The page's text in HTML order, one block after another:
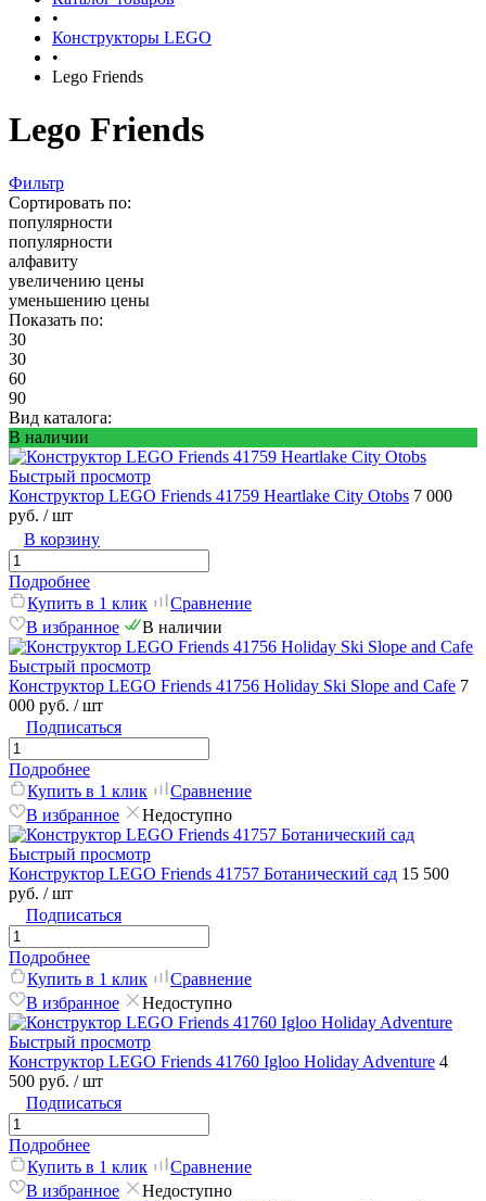
•
Конструкторы LEGO
•
Lego Friends
Lego Friends
Фильтр
Сортировать по:
популярности
популярности
алфавиту
увеличению цены
уменьшению цены
Показать по:
30
30
60
90
Вид каталога:
В наличии
Быстрый просмотр
Конструктор LEGO Friends 41759 Heartlake City Otobs 7 000
руб. / шт
В корзину
Подробнее
Купить в 1 клик
Сравнение
В избранное
В наличии
Быстрый просмотр
Конструктор LEGO Friends 41756 Holiday Ski Slope and Cafe 7
000 руб. / шт
Подписаться
Подробнее
Купить в 1 клик
Сравнение
В избранное
Недоступно
Быстрый просмотр
Конструктор LEGO Friends 41757 Ботанический сад 15 500
руб. / шт
Подписаться
Подробнее
Купить в 1 клик
Сравнение
В избранное
Недоступно
Быстрый просмотр
Конструктор LEGO Friends 41760 Igloo Holiday Adventure 4
500 руб. / шт
Подписаться
Подробнее
Купить в 1 клик
Сравнение
В избранное
Недоступно